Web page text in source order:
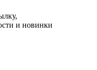
и новинки